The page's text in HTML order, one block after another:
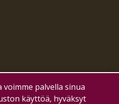
voimme palvella sinua
käyttöä, hyväksyt